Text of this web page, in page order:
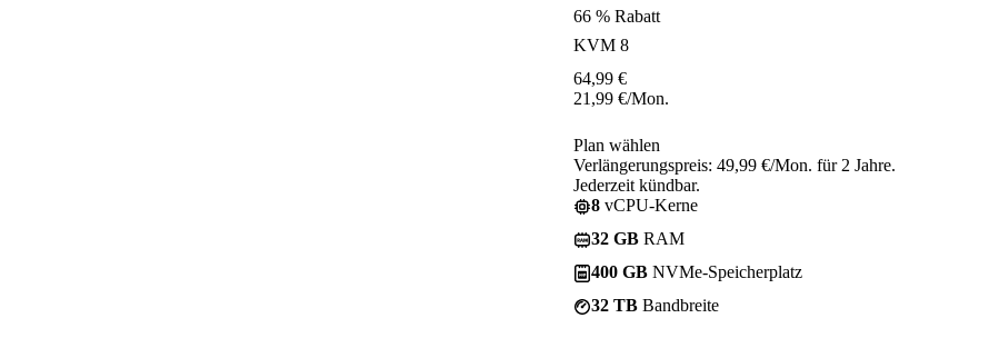
66 % Rabatt
KVM 8
64,99 €
21,99 €/Mon.
Plan wählen
Verlängerungspreis: 49,99 €/Mon. für 2 Jahre.
Jederzeit kündbar.
8 vCPU-Kerne
32 GB RAM
400 GB NVMe-Speicherplatz
32 TB Bandbreite